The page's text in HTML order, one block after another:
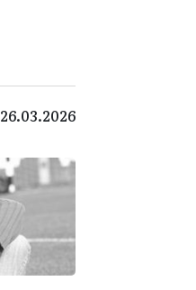
26.03.2026